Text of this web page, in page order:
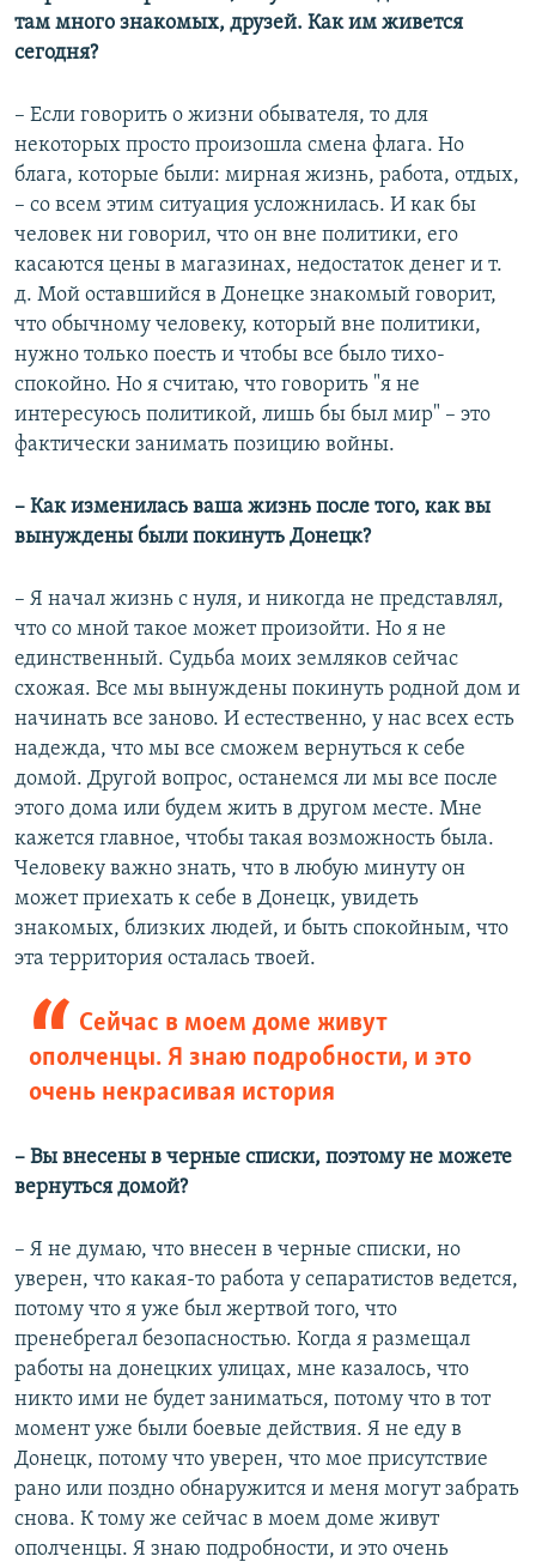
там много знакомых, друзей. Как им живется
сегодня?
– Если говорить о жизни обывателя, то для
некоторых просто произошла смена флага. Но
блага, которые были: мирная жизнь, работа, отдых,
– со всем этим ситуация усложнилась. И как бы
человек ни говорил, что он вне политики, его
касаются цены в магазинах, недостаток денег и т.
д. Мой оставшийся в Донецке знакомый говорит,
что обычному человеку, который вне политики,
нужно только поесть и чтобы все было тихо-
спокойно. Но я считаю, что говорить "я не
интересуюсь политикой, лишь бы был мир" – это
фактически занимать позицию войны.
– Как изменилась ваша жизнь после того, как вы
вынуждены были покинуть Донецк?
– Я начал жизнь с нуля, и никогда не представлял,
что со мной такое может произойти. Но я не
единственный. Судьба моих земляков сейчас
схожая. Все мы вынуждены покинуть родной дом и
начинать все заново. И естественно, у нас всех есть
надежда, что мы все сможем вернуться к себе
домой. Другой вопрос, останемся ли мы все после
этого дома или будем жить в другом месте. Мне
кажется главное, чтобы такая возможность была.
Человеку важно знать, что в любую минуту он
может приехать к себе в Донецк, увидеть
знакомых, близких людей, и быть спокойным, что
эта территория осталась твоей.
Сейчас в моем доме живут
ополченцы. Я знаю подробности, и это
очень некрасивая история
– Вы внесены в черные списки, поэтому не можете
вернуться домой?
– Я не думаю, что внесен в черные списки, но
уверен, что какая-то работа у сепаратистов ведется,
потому что я уже был жертвой того, что
пренебрегал безопасностью. Когда я размещал
работы на донецких улицах, мне казалось, что
никто ими не будет заниматься, потому что в тот
момент уже были боевые действия. Я не еду в
Донецк, потому что уверен, что мое присутствие
рано или поздно обнаружится и меня могут забрать
снова. К тому же сейчас в моем доме живут
ополченцы. Я знаю подробности, и это очень